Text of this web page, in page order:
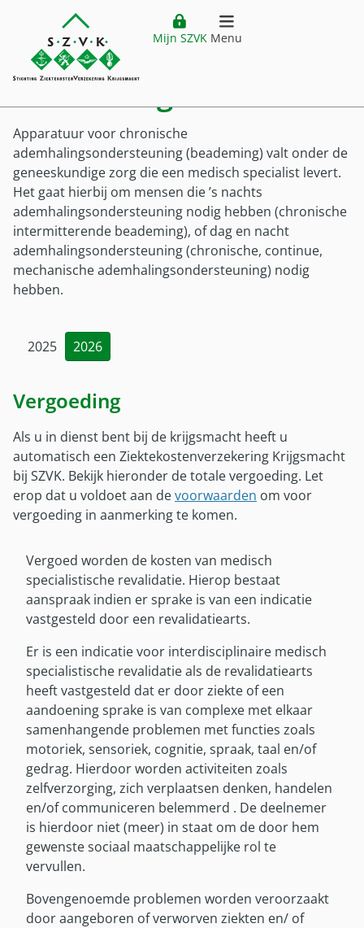
Website header
Ga direct naar hoofdinhoud
Ga direct naar hoofdmenu
Mijn SZVK Menu
Home
Ziektekostenverzekering
Premie
Verzekering
Ziektekostenverzekering Krijgsmacht
Voor wie?
Voor wie
Militair uit dienst
Militaire kinderen
Gezinsleden EU
Wereldcollectiviteit
Reservist
Reglement
Verzekeringsreglement
Vergoedingen
Vergoedingen
Vergoedingenoverzicht
Zorgkostenfactuur
Declareren
Uitzonderingen
Pilot DTD
Buitenland
Buitenland
Plaatsing buiten Nederland
Vestiging buiten Nederland
Zorg buiten Nederland
Gezinsleden EU
Wereldcollectiviteit
Overig
Afwijkende regelingen vergoedingen
Zorg tijdens plaatsing in VS en Canada
Contactpersonen
Klantenservice
Service
Customer service (EN)
Veelgestelde vragen
Wijziging doorgeven
Hulp met betaalproblemen
Inloggen met DigiD
Brochures en formulieren
Mijn SZVK-app
Mijn SZVK-app
Over ons
Over SZVK
Bureau SZVK
Historie
Onze partners
Nieuws
Mijn SZVK
Vergoedingenoverzicht Mechanische beademing
Mechanische
beademing
Apparatuur voor chronische
ademhalingsondersteuning (beademing) valt onder de
geneeskundige zorg die een medisch specialist levert.
Het gaat hierbij om mensen die ’s nachts
ademhalingsondersteuning nodig hebben (chronische
intermitterende beademing), of dag en nacht
ademhalingsondersteuning (chronische, continue,
mechanische ademhalingsondersteuning) nodig
hebben.
2025 2026
Vergoeding
Als u in dienst bent bij de krijgsmacht heeft u
automatisch een Ziektekostenverzekering Krijgsmacht
bij SZVK. Bekijk hieronder de totale vergoeding. Let
erop dat u voldoet aan devoorwaarden om voor
vergoeding in aanmerking te komen.
Vergoed worden de kosten van medisch
specialistische revalidatie. Hierop bestaat
aanspraak indien er sprake is van een indicatie
vastgesteld door een revalidatiearts.
Er is een indicatie voor interdisciplinaire medisch
specialistische revalidatie als de revalidatiearts
heeft vastgesteld dat er door ziekte of een
aandoening sprake is van complexe met elkaar
samenhangende problemen met functies zoals
motoriek, sensoriek, cognitie, spraak, taal en/of
gedrag. Hierdoor worden activiteiten zoals
zelfverzorging, zich verplaatsen denken, handelen
en/of communiceren belemmerd . De deelnemer
is hierdoor niet (meer) in staat om de door hem
gewenste sociaal maatschappelijke rol te
vervullen.
Bovengenoemde problemen worden veroorzaakt
door aangeboren of verworven ziekten en/ of